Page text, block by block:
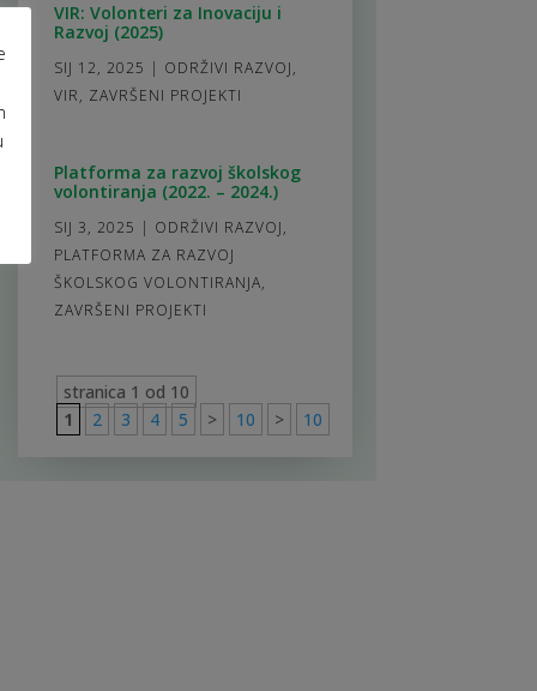
VIR: Volonteri za Inovaciju i
Razvoj (2025)
SIJ 12, 2025 | ODRŽIVI RAZVOJ,
VIR, ZAVRŠENI PROJEKTI
Platforma za razvoj školskog
volontiranja (2022. – 2024.)
SIJ 3, 2025 | ODRŽIVI RAZVOJ,
PLATFORMA ZA RAZVOJ
ŠKOLSKOG VOLONTIRANJA,
ZAVRŠENI PROJEKTI
stranica 1 od 10
1
2 3 4 5 > 10 > 10